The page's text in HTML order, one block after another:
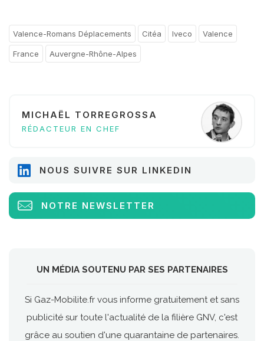
Valence-Romans Déplacements Citéa Iveco Valence
France Auvergne-Rhône-Alpes
MICHAËL TORREGROSSA
RÉDACTEUR EN CHEF
NOUS SUIVRE SUR LINKEDIN
NOTRE NEWSLETTER
UN MÉDIA SOUTENU PAR SES PARTENAIRES
Si Gaz-Mobilite.fr vous informe gratuitement et sans
publicité sur toute l'actualité de la filière GNV, c'est
grâce au soutien d'une quarantaine de partenaires.